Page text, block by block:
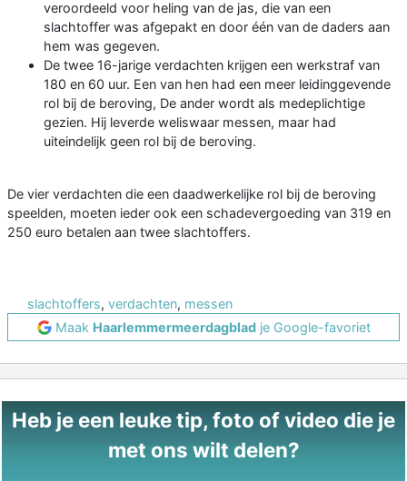
veroordeeld voor heling van de jas, die van een
slachtoffer was afgepakt en door één van de daders aan
hem was gegeven.
De twee 16-jarige verdachten krijgen een werkstraf van
180 en 60 uur. Een van hen had een meer leidinggevende
rol bij de beroving, De ander wordt als medeplichtige
gezien. Hij leverde weliswaar messen, maar had
uiteindelijk geen rol bij de beroving.
De vier verdachten die een daadwerkelijke rol bij de beroving
speelden, moeten ieder ook een schadevergoeding van 319 en
250 euro betalen aan twee slachtoffers.
slachtoffers, verdachten, messen
Maak Haarlemmermeerdagbladje Google-favoriet
Heb je een leuke tip, foto of video die je
met ons wilt delen?